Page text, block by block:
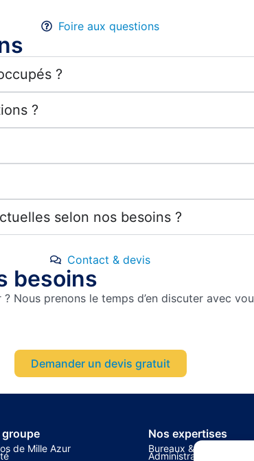
Foire aux questions
?
?
selon nos besoins ?
Contact & devis
besoins
Nous prenons le temps d’en discuter avec
Demander un devis gratuit
de Mille Azur
Nos expertises
Bureaux &
Administrations